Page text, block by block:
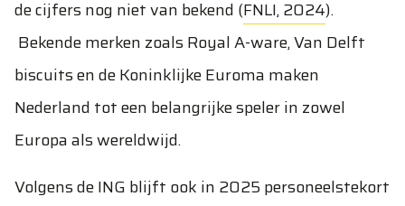
de cijfers nog niet van bekend (FNLI, 2024).
Bekende merken zoals Royal A-ware, Van Delft
biscuits en de Koninklijke Euroma maken
Nederland tot een belangrijke speler in zowel
Europa als wereldwijd.
Volgens de ING blijft ook in 2025 personeelstekort